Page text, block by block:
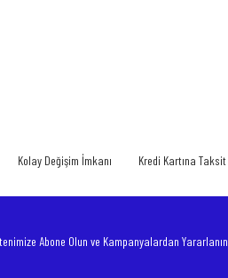
Kolay Değişim İmkanı Kredi Kartına Taksit
Abone Olun ve Kampanyalardan Yararlanın